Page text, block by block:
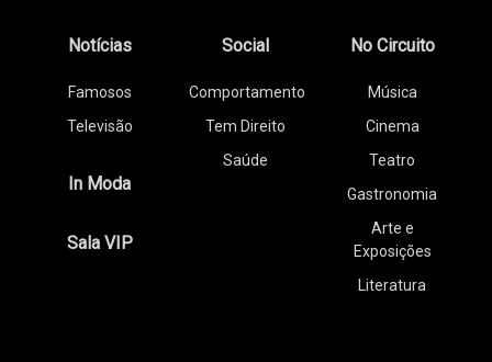
Notícias
Famosos
Televisão
In Moda
Sala VIP
Social
Comportamento
Tem Direito
Saúde
No Circuito
Música
Cinema
Teatro
Gastronomia
Arte e
Exposições
Literatura